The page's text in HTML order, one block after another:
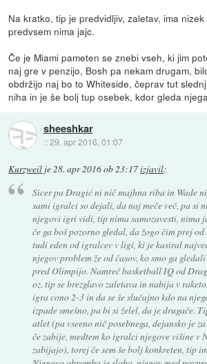
Na kratko, tip je predvidljiv, zaletav, ima
predvsem nima jajc.
Če je Miami pameten se znebi vseh, ki jim
naj gre v penzijo, Bosh pa nekam drugam,
obdržijo naj bo to Whiteside, čeprav tut
niha in je še bolj tup osebek, kdor gleda
sheeshkar
::29. apr 2016, 01:07
Kurzweil je28. apr 2016 ob 23:17izjavil:
Sicer pa Dragić ni nič majhna riba in Wade
sami igralci so dejali, da naj meče več, pa si
njegovi igri vidi, tip nima samozavesti, nima
če ga boš pozorno gledal, da žogo čim prej od
tudi eden od igralcev v ligi, ki je kasiral
njegov problem že od časov, ko smo ga
pred Olimpijo. Namreč basketball IQ od
oz. tip se brezglavo zaletava in nabija v
igra cono 2-3 in da se še slučajno kdo na
izpade smešno, pa bi si želel, da je drugače.
atlet (pa vseeno nič posebnega, dejansko je
če zabije, medtem ko igralci njegove višine v
zabijajo), torej če sem še bolj konkreten, tip